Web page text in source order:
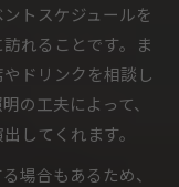
の魅力解説
験のすすめ
出する方法
びのコツ
トスケジュールを
れることです。ま
ドリンクを相談し
の工夫によって、
してくれます。
場合もあるため、